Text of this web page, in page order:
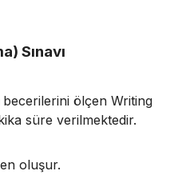
Sınavı
ölçen Writing
süre verilmektedir.
oluşur.